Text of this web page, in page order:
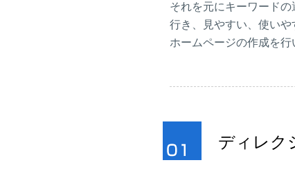
それを元にキーワード
行き、見やすい、使い
ホームページの作成を行
ディレク